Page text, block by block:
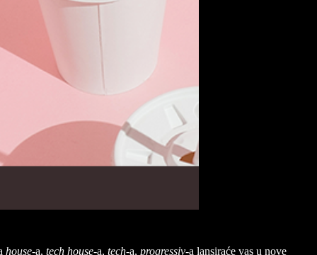
house-a, tech house-a, tech-a, progressiv-a lansiraće vas u nove